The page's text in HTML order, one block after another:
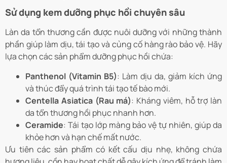
Sử dụng kem dưỡng phục hồi chuyên sâu
Làn da tổn thương cần được nuôi dưỡng với những thành
phần giúp làm dịu, tái tạo và củng cố hàng rào bảo vệ. Hãy
lựa chọn các sản phẩm dưỡng phục hồi chứa:
Panthenol (Vitamin B5): Làm dịu da, giảm kích ứng
và thúc đẩy quá trình tái tạo tế bào mới.
Centella Asiatica (Rau má): Kháng viêm, hỗ trợ làn
da tổn thương hồi phục nhanh hơn.
Ceramide: Tái tạo lớp màng bảo vệ tự nhiên, giúp da
khỏe hơn và hạn chế mất nước.
Ưu tiên các sản phẩm có kết cấu dịu nhẹ, không chứa